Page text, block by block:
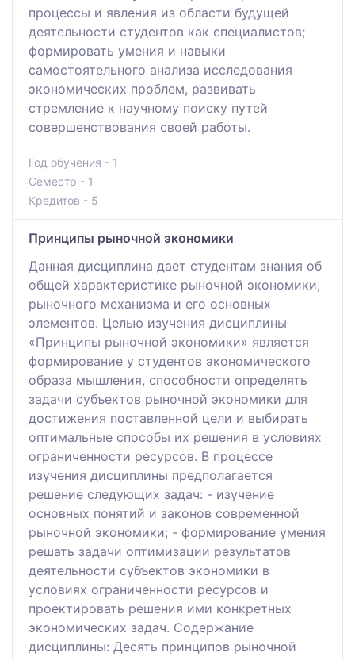
процессы и явления из области будущей
деятельности студентов как специалистов;
формировать умения и навыки
самостоятельного анализа исследования
экономических проблем, развивать
стремление к научному поиску путей
совершенствования своей работы.
Год обучения - 1
Семестр - 1
Кредитов - 5
Принципы рыночной экономики
Данная дисциплина дает студентам знания об
общей характеристике рыночной экономики,
рыночного механизма и его основных
элементов. Целью изучения дисциплины
«Принципы рыночной экономики» является
формирование у студентов экономического
образа мышления, способности определять
задачи субъектов рыночной экономики для
достижения поставленной цели и выбирать
оптимальные способы их решения в условиях
ограниченности ресурсов. В процессе
изучения дисциплины предполагается
решение следующих задач: - изучение
основных понятий и законов современной
рыночной экономики; - формирование умения
решать задачи оптимизации результатов
деятельности субъектов экономики в
условиях ограниченности ресурсов и
проектировать решения ими конкретных
экономических задач. Содержание
дисциплины: Десять принципов рыночной